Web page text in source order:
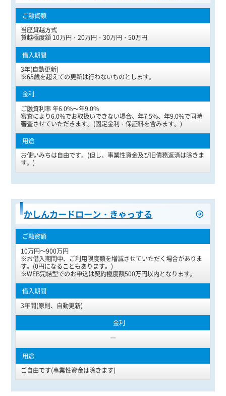
当座貸越方式
貸越極度額 10万円・20万円・30万円・50万円
3年(自動更新)
※65歳を超えての更新は行わないものとします。
ご融資利率 年6.0%〜年9.0%
審査により6.0%でお取扱いできない場合、年7.5%、年9.0%で同時
審査させていただきます。(固定金利・保証料を含みます。)
お使いみちは自由です。(但し、事業性資金及び旧債務返済は除きま
す。)
かしんカードローン・きゃっする
10万円～900万円
※お借入期間中、ご利用限度額を増減させていただく場合がありま
す。(0円になることもあります。)
※WEB完結型でのお申込は契約極度額500万円以内となります。
3年間(原則、自動更新)
―
ご自由です(事業性資金は除きます)